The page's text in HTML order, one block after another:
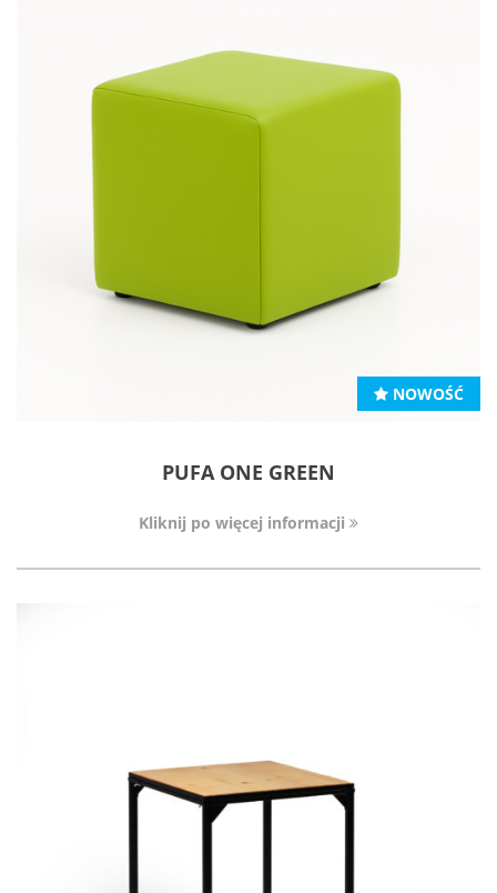
NOWOŚĆ
PUFA ONE GREEN
Kliknij po więcej informacji